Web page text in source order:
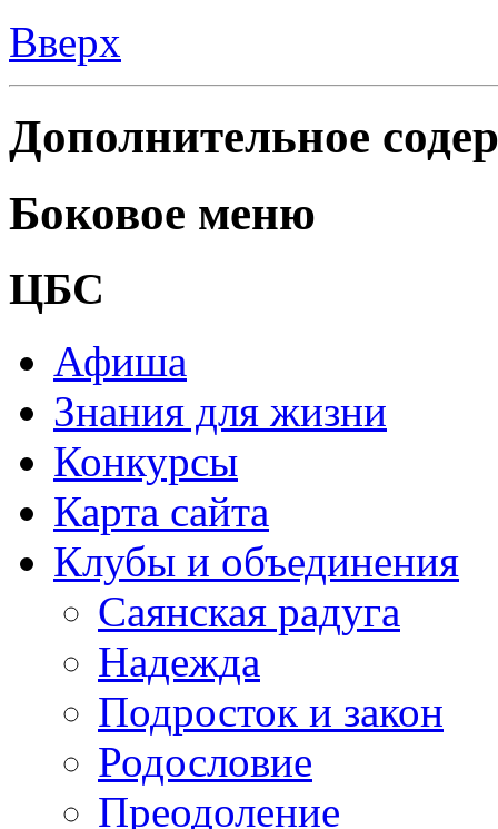
Вверх
Дополнительное
Боковое меню
ЦБС
Афиша
Знания для жизни
Конкурсы
Карта сайта
Клубы и объединения
Саянская радуга
Надежда
Подросток и закон
Родословие
Преодоление